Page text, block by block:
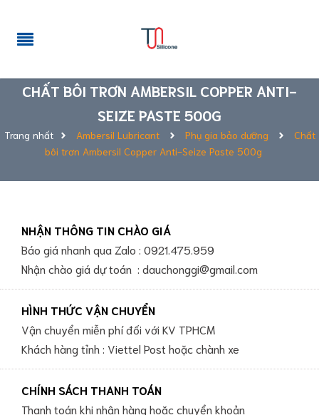
CHẤT BÔI TRƠN AMBERSIL COPPER ANTI-
SEIZE PASTE 500G
Trang nhất Ambersil Lubricant Phụ gia bảo dưỡng
Chất
bôi trơn Ambersil Copper Anti-Seize Paste 500g
NHẬN THÔNG TIN CHÀO GIÁ
Báo giá nhanh qua Zalo : 0921.475.959
Nhận chào giá dự toán : dauchonggi@gmail.com
HÌNH THỨC VẬN CHUYỂN
Vận chuyển miễn phí đối với KV TPHCM
Khách hàng tỉnh : Viettel Post hoặc chành xe
CHÍNH SÁCH THANH TOÁN
Thanh toán khi nhận hàng hoặc chuyển khoản